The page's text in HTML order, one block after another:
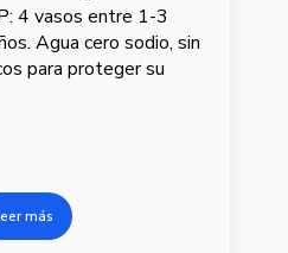
4 vasos entre 1-3
Agua cero sodio, sin
para proteger su
más